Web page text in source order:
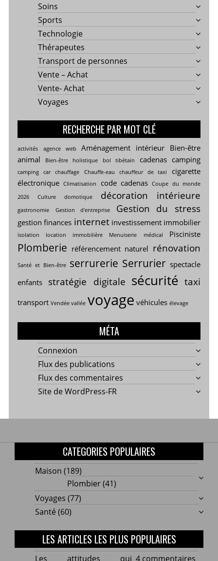
Soins
Sports
Technologie
Thérapeutes
Transport de personnes
Vente – Achat
Vente- Achat
Voyages
RECHERCHE PAR MOT CLÉ
activités agence web Aménagement intérieur Bien-être
animal
Bien-être holistique bol tibétain cadenas camping
camping car chauffage Chauffe-eau chauffeur de taxi
cigarette
électronique Climatisation code cadenas Coupe du monde
2026
Culture domotique décoration intérieure
gastronomie Gestion d'entreprise Gestion du stress
gestion finances internet investissement immobilier
isolation location immobilière Menuiserie médical Pisciniste
Plomberie référencement naturel rénovation
Santé et Bien-être serrurerie Serrurier spectacle
enfants
stratégie digitale sécurité taxi
transport Vendée vallée voyage véhicules élevage
MÉTA
Connexion
Flux des publications
Flux des commentaires
Site de WordPress-FR
CATEGORIES POPULAIRES
Maison (189)
Plombier(41)
Voyages (77)
Santé (60)
LES ARTICLES LES PLUS POPULAIRES
4 commentaires
Les attitudes qui